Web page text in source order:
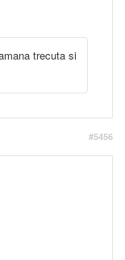
trecuta si
#5456